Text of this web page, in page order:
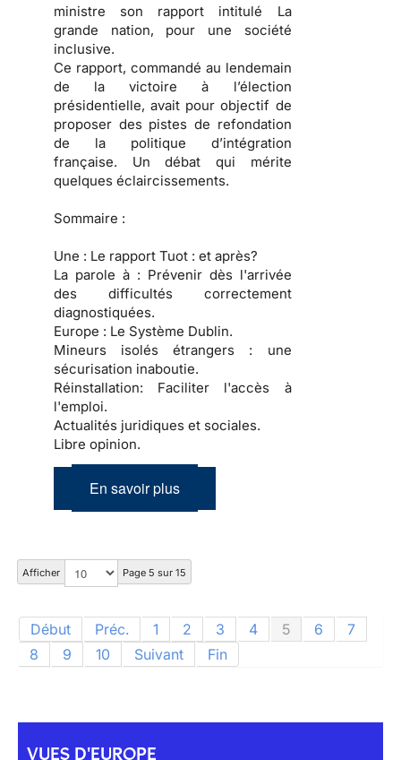
ministre son rapport intitulé La
grande nation, pour une société
inclusive.
Ce rapport, commandé au lendemain
de la victoire à l’élection
présidentielle, avait pour objectif de
proposer des pistes de refondation
de la politique d’intégration
française. Un débat qui mérite
quelques éclaircissements.
Sommaire :
Une : Le rapport Tuot : et après?
La parole à : Prévenir dès l'arrivée
des difficultés correctement
diagnostiquées.
Europe : Le Système Dublin.
Mineurs isolés étrangers : une
sécurisation inaboutie.
Réinstallation: Faciliter l'accès à
l'emploi.
Actualités juridiques et sociales.
Libre opinion.
En savoir plus
Afficher Page 5 sur 15
Début Préc. 1 2 3 4 5 6
7
8
9 10 Suivant Fin
VUES D'EUROPE